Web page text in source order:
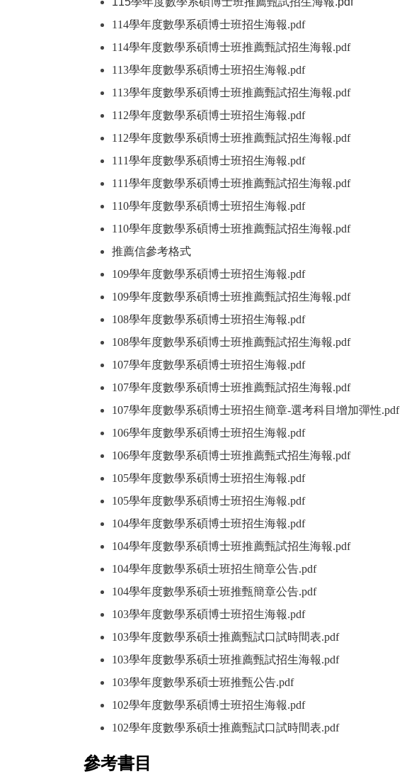
114學年度數學系碩博士班招生海報.pdf
114學年度數學系碩博士班推薦甄試招生海報.pdf
113學年度數學系碩博士班招生海報.pdf
113學年度數學系碩博士班推薦甄試招生海報.pdf
112學年度數學系碩博士班招生海報.pdf
112學年度數學系碩博士班推薦甄試招生海報.pdf
111學年度數學系碩博士班招生海報.pdf
111學年度數學系碩博士班推薦甄試招生海報.pdf
110學年度數學系碩博士班招生海報.pdf
110學年度數學系碩博士班推薦甄試招生海報.pdf
推薦信參考格式
109學年度數學系碩博士班招生海報.pdf
109學年度數學系碩博士班推薦甄試招生海報.pdf
108學年度數學系碩博士班招生海報.pdf
108學年度數學系碩博士班推薦甄試招生海報.pdf
107學年度數學系碩博士班招生海報.pdf
107學年度數學系碩博士班推薦甄試招生海報.pdf
107學年度數學系碩博士班招生簡章-選考科目增加彈性.pdf
106學年度數學系碩博士班招生海報.pdf
106學年度數學系碩博士班推薦甄式招生海報.pdf
105學年度數學系碩博士班招生海報.pdf
105學年度數學系碩博士班招生海報.pdf
104學年度數學系碩博士班招生海報.pdf
104學年度數學系碩博士班推薦甄試招生海報.pdf
104學年度數學系碩士班招生簡章公告.pdf
104學年度數學系碩士班推甄簡章公告.pdf
103學年度數學系碩博士班招生海報.pdf
103學年度數學系碩士推薦甄試口試時間表.pdf
103學年度數學系碩士班推薦甄試招生海報.pdf
103學年度數學系碩士班推甄公告.pdf
102學年度數學系碩博士班招生海報.pdf
102學年度數學系碩士推薦甄試口試時間表.pdf
參考書目